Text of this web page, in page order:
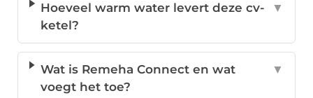
Hoeveel warm water levert deze cv-
ketel?
▼
Wat is Remeha Connect en wat
voegt het toe?
▼